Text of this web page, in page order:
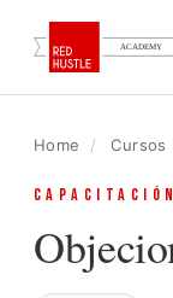
HOME
ACERCA DE
CURSOS
Home / Cursos